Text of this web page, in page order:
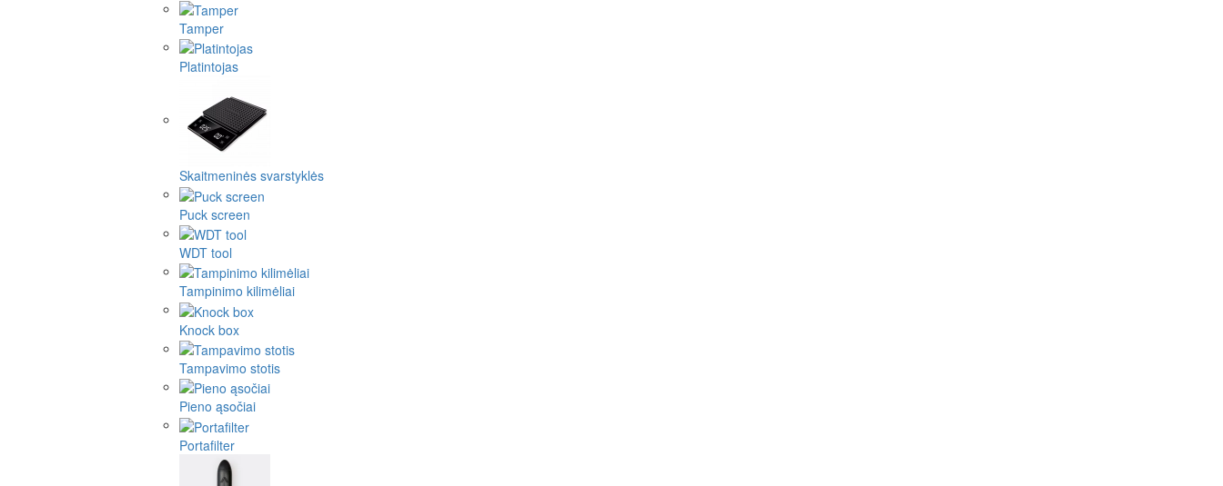
Tamper
Platintojas
Skaitmeninės svarstyklės
Puck screen
WDT tool
Tampinimo kilimėliai
Knock box
Tampavimo stotis
Pieno ąsočiai
Portafilter